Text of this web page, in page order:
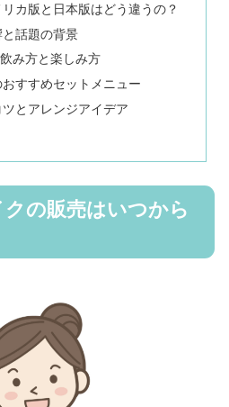
カ版と日本版はどう違うの？
話題の背景
み方と楽しみ方
すすめセットメニュー
とアレンジアイデア
の販売はいつから